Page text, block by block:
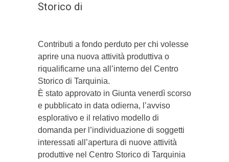
Storico di
Contributi a fondo perduto per chi volesse
aprire una nuova attività produttiva o
riqualificarne una all’interno del Centro
Storico di Tarquinia.
È stato approvato in Giunta venerdì scorso
e pubblicato in data odierna, l’avviso
esplorativo e il relativo modello di
domanda per l’individuazione di soggetti
interessati all’apertura di nuove attività
produttive nel Centro Storico di Tarquinia